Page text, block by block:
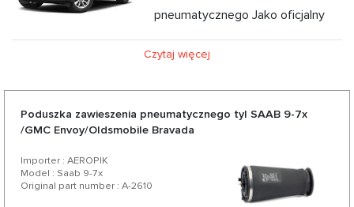
pneumatycznego Jako oficjalny
dystrybutor części do zawieszenia pneumatycznego
oferujemy poduszki powietrzne, kompresor poduszek
powietrznych, amortyzatory do Chevrolet w
konkurencyjnych cenach oraz z możliwością ekspresowej
dostawy. Wybierając nas, wybierasz wysokiej jakości części
do swojego Chevrolet od zaufanych niemieckich i
amerykańskich producentów. Ciesz się doskonałym
Czytaj więcej
Poduszka zawieszenia pneumatycznego tyl SAAB 9-7x
/GMC Envoy/Oldsmobile Bravada
Importer : AEROPIK
Model : Saab 9-7x
Original part number : A-2610